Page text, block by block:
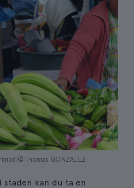
GONZALEZ
staden kan du ta en